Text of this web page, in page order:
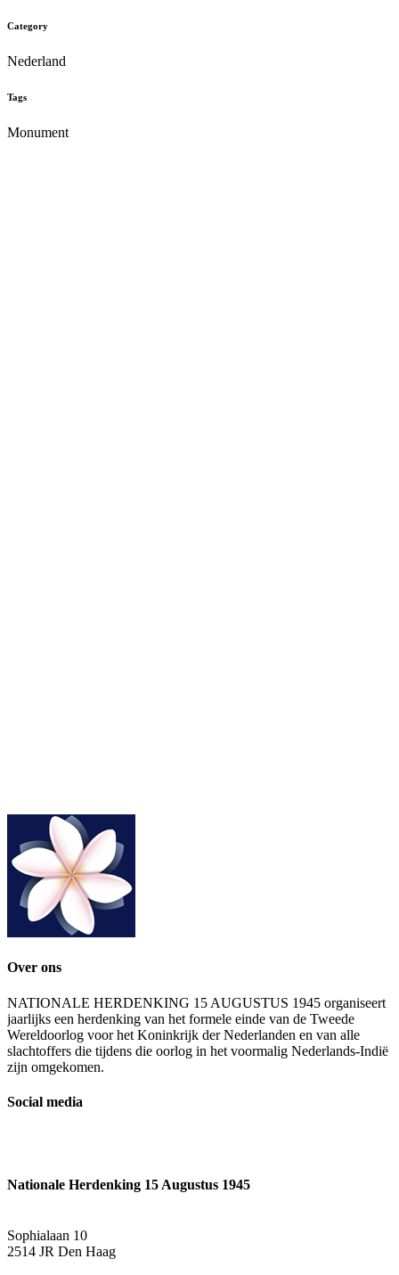
Category
Nederland
Tags
Monument
Over ons
NATIONALE HERDENKING 15 AUGUSTUS 1945 organiseert
jaarlijks een herdenking van het formele einde van de Tweede
Wereldoorlog voor het Koninkrijk der Nederlanden en van alle
slachtoffers die tijdens die oorlog in het voormalig Nederlands-Indië
zijn omgekomen.
Social media
Nationale Herdenking 15 Augustus 1945
Sophialaan 10
2514 JR Den Haag